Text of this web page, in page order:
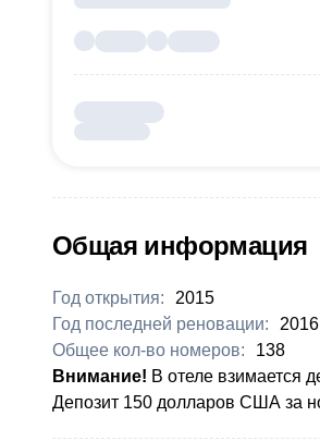
Общая информация
Год открытия:
2015
Год последней реновации:
2016
Общее кол-во номеров:
138
Внимание! В отеле взимается
Депозит 150 долларов США за